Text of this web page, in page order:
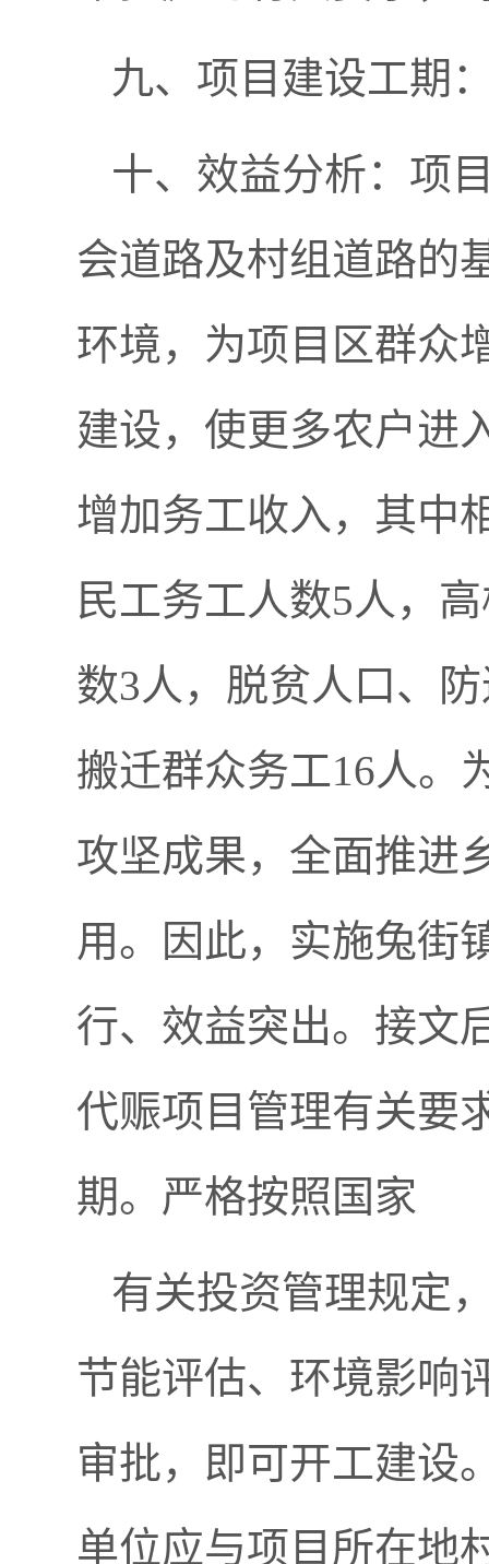
九、项目建设工期
十、效益分析：项
会道路及村组道路的
环境，为项目区群众
建设，使更多农户进
增加务工收入，其中
民工务工人数5人，
数3人，脱贫人口、
搬迁群众务工16人。
攻坚成果，全面推进
用。因此，实施兔街
行、效益突出。接文
代赈项目管理有关要
期。严格按照国家
有关投资管理规定
节能评估、环境影响
审批，即可开工建设
单位应与项目所在地